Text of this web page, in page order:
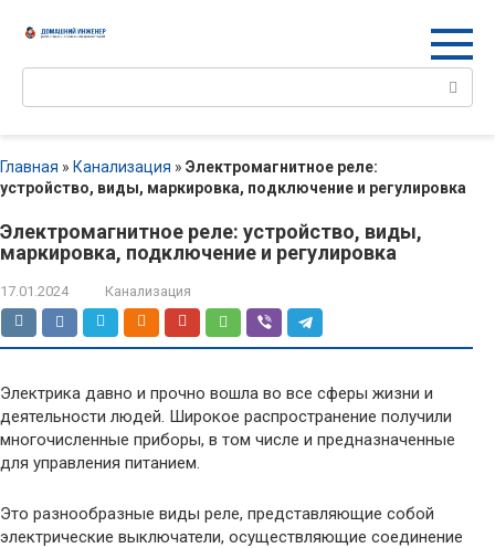
Поиск:
Главная » Канализация » Электромагнитное реле:
устройство, виды, маркировка, подключение и регулировка
Электромагнитное реле: устройство, виды,
маркировка, подключение и регулировка
17.01.2024 Канализация
Электрика давно и прочно вошла во все сферы жизни и
деятельности людей. Широкое распространение получили
многочисленные приборы, в том числе и предназначенные
для управления питанием.
Это разнообразные виды реле, представляющие собой
электрические выключатели, осуществляющие соединение